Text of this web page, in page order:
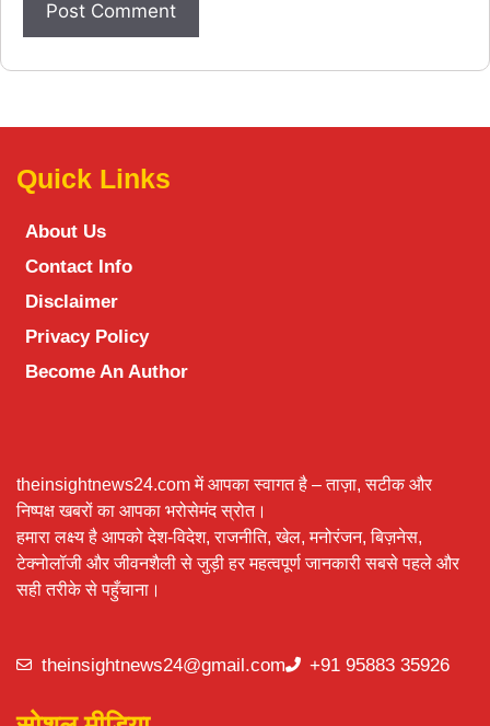
Quick Links
About Us
Contact Info
Disclaimer
Privacy Policy
Become An Author
theinsightnews24.com में आपका स्वागत है – ताज़ा, सटीक और
निष्पक्ष खबरों का आपका भरोसेमंद स्रोत।
हमारा लक्ष्य है आपको देश-विदेश, राजनीति, खेल, मनोरंजन, बिज़नेस,
टेक्नोलॉजी और जीवनशैली से जुड़ी हर महत्वपूर्ण जानकारी सबसे पहले और
सही तरीके से पहुँचाना।
theinsightnews24@gmail.com +91 95883 35926